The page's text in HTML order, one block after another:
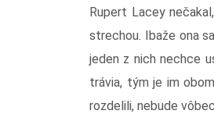
Rupert Lacey
strechou. Ibaže ona
jeden z nich nechce
trávia, tým je im
rozdelili, nebude